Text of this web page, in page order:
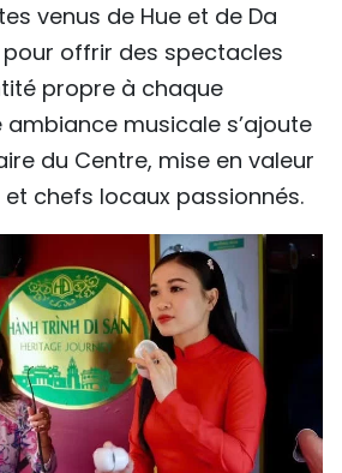
venus de Hue et de Da
offrir des spectacles
propre à chaque
musicale s’ajoute
du Centre, mise en valeur
chefs locaux passionnés.